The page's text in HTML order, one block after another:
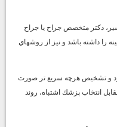
دكتر متخصص جراح يا جراح
را داشته باشد و نيز از روشهاي
و تشخيص هرچه سريع تر صورت
انتخاب پزشك اشتباه، روند